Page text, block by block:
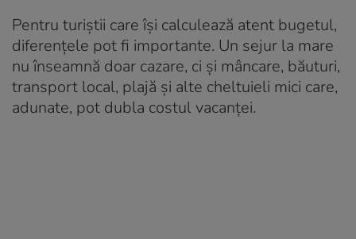
Pentru turiștii care își calculează atent bugetul,
diferențele pot fi importante. Un sejur la mare
nu înseamnă doar cazare, ci și mâncare, băuturi,
transport local, plajă și alte cheltuieli mici care,
adunate, pot dubla costul vacanței.